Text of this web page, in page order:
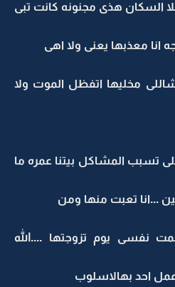
السكان هذى مجنونه كانت تبى
انا معذبها يعنى ولا اهى
مخليها اتفظل الموت ولا
تسبب المشاكل بيتنا عمره ما
...انا تعبت منها ومن
نفسى يوم تزوجتها ....الله
احد بهالاسلوب